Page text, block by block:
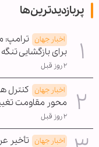
پربازدیدترین‌ها
اخبار جهان ترامپ:
برای بازگشایی
۲ روز قبل
اخبار جهان کنترل
محور مقاومت
۲ روز قبل
اخبار جهان تأخیر